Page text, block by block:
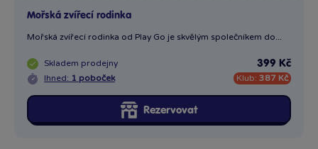
Mořská zvířecí rodinka
Mořská zvířecí rodinka od Play Go je skvělým společníkem do...
Skladem prodejny
Ihned: 1 poboček
399 Kč
Klub: 387 Kč
Rezervovat